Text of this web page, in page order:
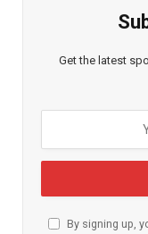
Get the latest
By signing up,